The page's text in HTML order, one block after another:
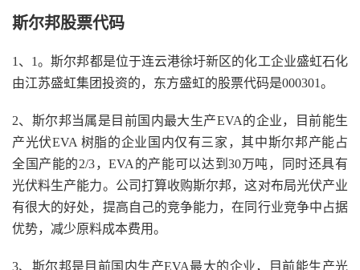
斯尔邦股票代码
1、1。斯尔邦都是位于连云港徐圩新区的化工企业盛虹石化
由江苏盛虹集团投资的，东方盛虹的股票代码是000301。
2、斯尔邦当属是目前国内最大生产EVA的企业，目前能生
产光伏EVA 树脂的企业国内仅有三家，其中斯尔邦产能占
全国产能的2/3，EVA的产能可以达到30万吨，同时还具有
光伏料生产能力。公司打算收购斯尔邦，这对布局光伏产业
有很大的好处，提高自己的竞争能力，在同行业竞争中占据
优势，减少原料成本费用。
3、斯尔邦是目前国内生产EVA最大的企业，目前能生产光